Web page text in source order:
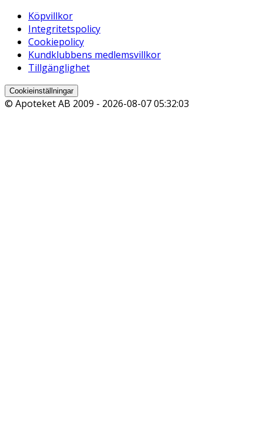
Köpvillkor
Integritetspolicy
Cookiepolicy
Kundklubbens medlemsvillkor
Tillgänglighet
Cookieinställningar
© Apoteket AB 2009 - 2026-08-07 05:32:03